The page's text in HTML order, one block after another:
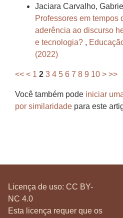
Jaciara Carvalho,
Professores em tempos
aderência ao discurso
e tecnologia? ,
(2022)
<< < 1 2 3 4 5 6 7 8 9 10 > >>
Você também pode iniciar
por similaridade para este
Licença de uso: CC BY-
NC 4.0
Esta licença requer que os